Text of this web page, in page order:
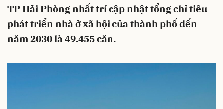
TP Hải Phòng nhất trí cập nhật tổng chỉ tiêu
phát triển nhà ở xã hội của thành phố đến
năm 2030 là 49.455 căn.
Hủy